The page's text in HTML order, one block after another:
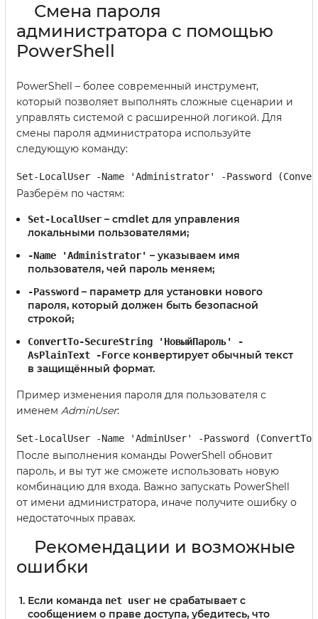
Смена пароля
администратора с помощью
PowerShell
PowerShell – более современный инструмент,
который позволяет выполнять сложные сценарии и
управлять системой с расширенной логикой. Для
смены пароля администратора используйте
следующую команду:
Set-LocalUser -Name 'Administrator' -Password
Разберём по частям:
Set-LocalUser – cmdlet для управления
локальными пользователями;
-Name 'Administrator' – указываем имя
пользователя, чей пароль меняем;
-Password – параметр для установки нового
пароля, который должен быть безопасной
строкой;
ConvertTo-SecureString 'НовыйПароль' -
AsPlainText -Force конвертирует обычный текст
в защищённый формат.
Пример изменения пароля для пользователя с
именем AdminUser:
Set-LocalUser -Name 'AdminUser' -Password
После выполнения команды PowerShell обновит
пароль, и вы тут же сможете использовать новую
комбинацию для входа. Важно запускать PowerShell
от имени администратора, иначе получите ошибку о
недостаточных правах.
Рекомендации и возможные
ошибки
Если команда net user не срабатывает с
сообщением о праве доступа, убедитесь, что